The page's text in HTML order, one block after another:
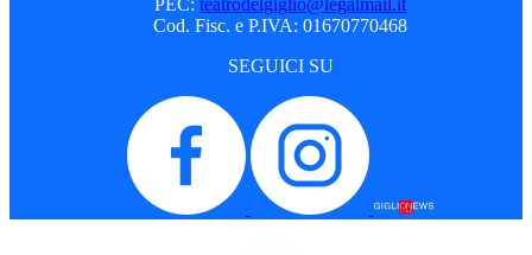
PEC: teatrodelgiglio@legalmail.it
Cod. Fisc. e P.IVA: 01670770468
SEGUICI SU